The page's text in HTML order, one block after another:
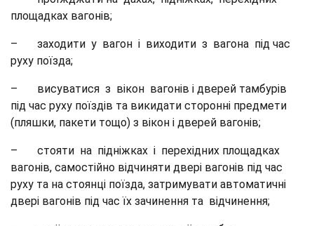
площадках вагонів;
– заходити у вагон і виходити з вагона під час
руху поїзда;
– висуватися з вікон вагонів і дверей тамбурів
під час руху поїздів та викидати сторонні предмети
(пляшки, пакети тощо) з вікон і дверей вагонів;
– стояти на підніжках і перехідних площадках
вагонів, самостійно відчиняти двері вагонів під час
руху та на стоянці поїзда, затримувати автоматичні
двері вагонів під час їх зачинення та відчинення;